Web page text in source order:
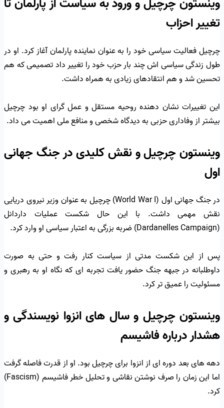
وینستون چرچیل و ورود به سیاست از پارلمان تا
تغییر احزاب
چرچیل فعالیت سیاسی خود را به عنوان نماینده پارلمان آغاز کرد. او در
طول زندگی سیاسی اش چند بار حزب خود را تغییر داد تصمیمی که هم
تحسین شد و هم انتقادهای زیادی به همراه داشت.
این تغییرات نشان دهنده روحیه مستقل و عمل گرای او بود چرچیل
بیشتر از وفاداری حزبی به دیدگاه شخصی و منافع ملی اهمیت می داد.
وینستون چرچیل و نقش کلیدی در جنگ جهانی
اول
در جنگ جهانی اول (World War I) چرچیل به عنوان وزیر نیروی دریایی
نقش مهمی داشت. با این حال شکست عملیات داردانل
(Dardanelles Campaign) ضربه بزرگی به اعتبار سیاسی او وارد کرد.
پس از این شکست مدتی از سیاست کنار رفت و حتی به صورت
داوطلبانه در جبهه جنگ حضور یافت تجربه ای که نگاه او به رهبری و
مسئولیت را عمیق تر کرد.
وینستون چرچیل و سال های انزوا نویسندگی و
هشدار درباره فاشیسم
دهه های بعد دوره ای از انزوا برای چرچیل بود. او از قدرت فاصله گرفت
اما این زمان را صرف نوشتن نقاشی و تحلیل خطر فاشیسم (Fascism)
کرد.